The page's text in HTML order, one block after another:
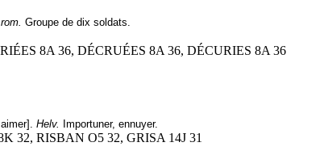
Groupe de dix soldats.
8A 36, DÉCRUÉES 8A 36, DÉCURIES 8A 36
Helv. Importuner, ennuyer.
32, RISBAN O5 32, GRISA 14J 31